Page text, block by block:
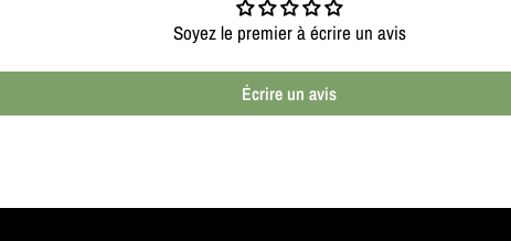
Soyez le premier à écrire un avis
Écrire un avis